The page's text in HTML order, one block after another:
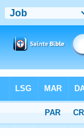
Chapitre 21 > Verset 27